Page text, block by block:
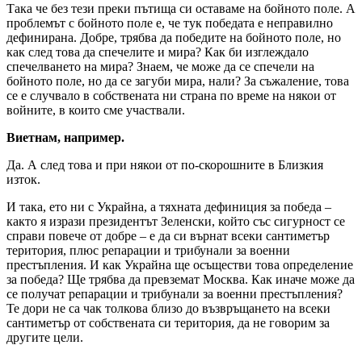
Така че без тези преки пътища си оставаме на бойното поле. А
проблемът с бойното поле е, че тук победата е неправилно
дефинирана. Добре, трябва да победите на бойното поле, но
как след това да спечелите и мира? Как би изглеждало
спечелването на мира? Знаем, че може да се спечели на
бойното поле, но да се загуби мира, нали? За съжаление, това
се е случвало в собствената ни страна по време на някои от
войните, в които сме участвали.
Виетнам, например.
Да. А след това и при някои от по-скорошните в Близкия
изток.
И така, ето ни с Украйна, а тяхната дефиниция за победа –
както я изрази президентът Зеленски, който със сигурност се
справи повече от добре – е да си върнат всеки сантиметър
територия, плюс репарации и трибунали за военни
престъпления. И как Украйна ще осъществи това определение
за победа? Ще трябва да превземат Москва. Как иначе може да
се получат репарации и трибунали за военни престъпления?
Те дори не са чак толкова близо до възвръщането на всеки
сантиметър от собствената си територия, да не говорим за
другите цели.